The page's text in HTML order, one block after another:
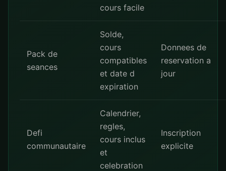
cours facile
Pack de
seances
Solde,
cours
compatibles
et date d
expiration
Donnees de
reservation a
jour
Defi
communautaire
Calendrier,
regles,
cours inclus
et
celebration
Inscription
explicite